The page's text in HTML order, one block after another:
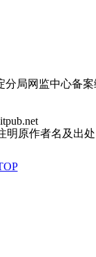
局网监中心备案
明原作者名及出处